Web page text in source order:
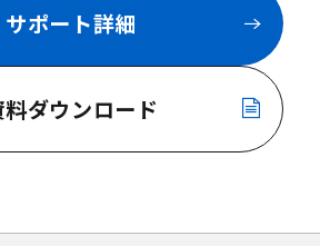
サポート詳細
料ダウンロード